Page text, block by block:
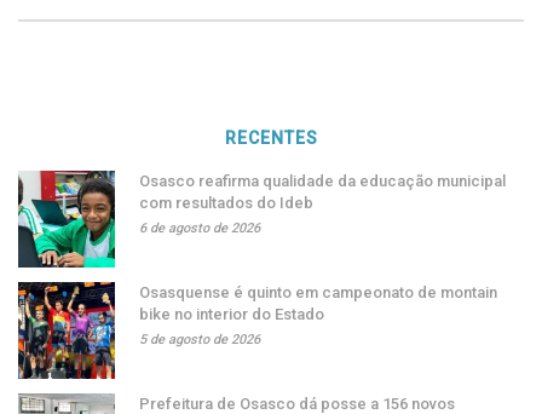
RECENTES
Osasco reafirma qualidade da educação municipal
com resultados do Ideb
6 de agosto de 2026
Osasquense é quinto em campeonato de montain
bike no interior do Estado
5 de agosto de 2026
Prefeitura de Osasco dá posse a 156 novos